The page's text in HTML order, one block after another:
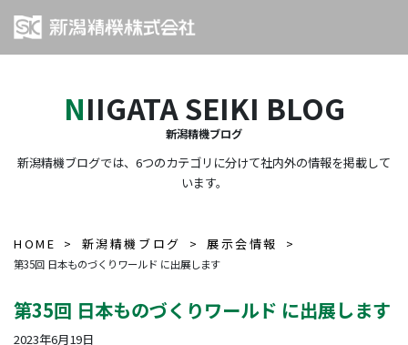
NIIGATA SEIKI BLOG
新潟精機ブログ
新潟精機ブログでは、6つのカテゴリに分けて社内外の情報を掲載して
います。
HOME 新潟精機ブログ 展示会情報
第35回 日本ものづくりワールド に出展します
第35回 日本ものづくりワールド に出展します
2023年6月19日